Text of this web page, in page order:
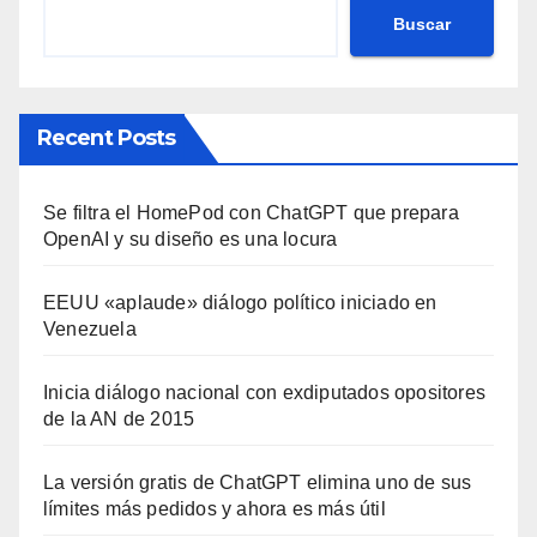
Buscar
Recent Posts
Se filtra el HomePod con ChatGPT que prepara
OpenAI y su diseño es una locura
EEUU «aplaude» diálogo político iniciado en
Venezuela
Inicia diálogo nacional con exdiputados opositores
de la AN de 2015
La versión gratis de ChatGPT elimina uno de sus
límites más pedidos y ahora es más útil